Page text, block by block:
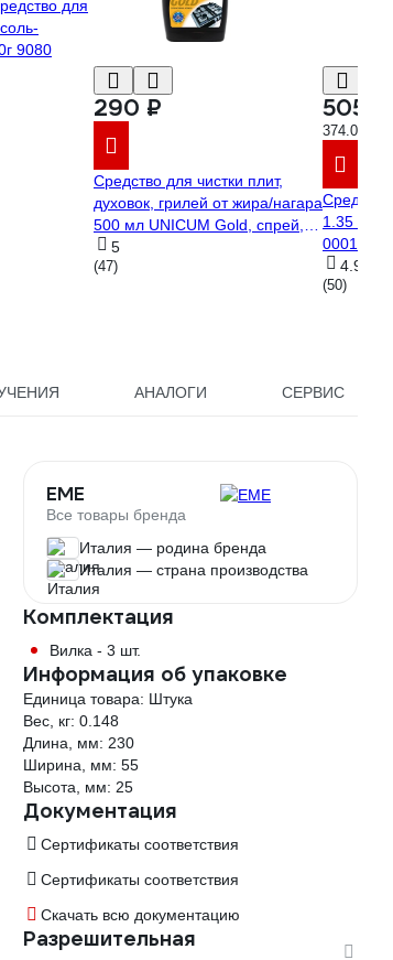
для
9080
290 ₽
Средство для чистки плит,
духовок, грилей от жира/нагара
500 мл UNICUM Gold, спрей,
300032 604905
5
(47)
505 ₽
374.07 ₽/л
1.35 л
4.9
(50)
АНАЛОГИ СЕРВИС
EME
Все товары бренда
Италия — родина бренда
Италия — страна производства
Комплектация
Вилка - 3 шт.
Информация об упаковке
Единица товара: Штука
Вес, кг: 0.148
Длина, мм: 230
Ширина, мм: 55
Высота, мм: 25
Документация
Сертификаты соответствия
Сертификаты соответствия
Скачать всю документацию
Разрешительная